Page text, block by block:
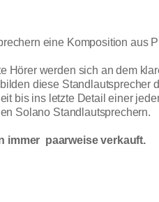
eine Komposition aus
Hörer werden sich an dem
diese
bis ins letzte Detail einer
Solano Standlautsprechern.
immer paarweise verkauft.